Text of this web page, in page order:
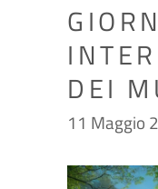
DEI
11 Maggio